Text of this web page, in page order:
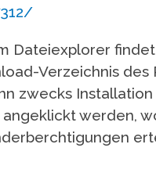
Dateiexplorer
Verzeichnis des
zwecks
werden,